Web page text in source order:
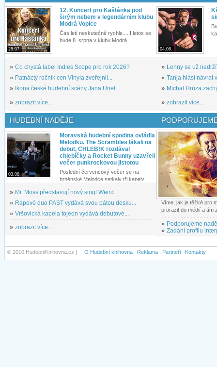
28.07.
12. Koncert pro Kaštánka pod
širým nebem v legendárním klubu
Modrá Vopice
Čas letí neskutečně rychle.... I letos se
bude 8. srpna v klubu Modrá...
» Co chystá label Indies Scope pro rok 2026?
» Patnáctý ročník cen Vinyla zveřejnil...
»
Ikona české hudební scény Jana Uriel...
» zobrazit více...
04.08.
» Lenny se už
» Tanja hlásí návrat
» Michal Hrůza
» zobrazit více...
HUDEBNÍ NADĚJE
03.08.
Moravská hudební spodina ovládla
Melodku. The Scrambles lákali na
debut, CHLEB!K rozdával
chlebíčky a Rocket Bunny uzavřeli
večer punkrockovou jistotou
Poslední červencový večer se na
brněnské Melodce setkaly tři kapely...
» Mr. Moss představují nový singl Weird...
» Rapové duo PAST vydává svou pátou desku...
» Vršovická kapela tojeon vydává debutové...
» zobrazit více...
Víme, jak je těžké pro
prorazit do médií a tím
» Podporujeme
» Zadání profilu
© 2010 HudebniKnihovna.cz | O Hudební knihovna Reklama Partneři Kontakty